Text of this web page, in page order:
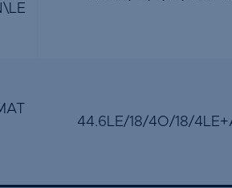
44.6LE/18/4O/18/